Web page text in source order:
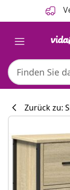
Zurück zu: